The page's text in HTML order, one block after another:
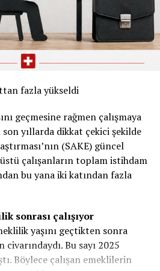
fazla yükseldi
geçmesine rağmen çalışmaya
son yıllarda dikkat çekici şekilde
(SAKE) güncel
çalışanların toplam istihdam
bu yana iki katından fazla
sonrası çalışıyor
yaşını geçtikten sonra
civarındaydı. Bu sayı 2025
Böylece çalışan emeklilerin